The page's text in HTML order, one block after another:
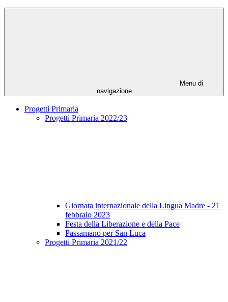
Menu di
navigazione
Progetti Primaria
Progetti Primaria 2022/23
Giornata internazionale della Lingua Madre - 21
febbraio 2023
Festa della Liberazione e della Pace
Passamano per San Luca
Progetti Primaria 2021/22